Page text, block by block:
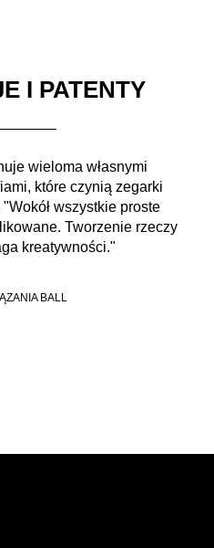
I PATENTY
wieloma własnymi
które czynią zegarki
wszystkie proste
Tworzenie rzeczy
kreatywności."
BALL